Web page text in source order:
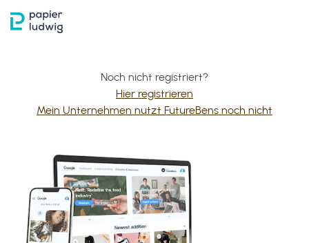
Noch nicht registriert?
Hier registrieren
Mein Unternehmen nutzt FutureBens noch nicht